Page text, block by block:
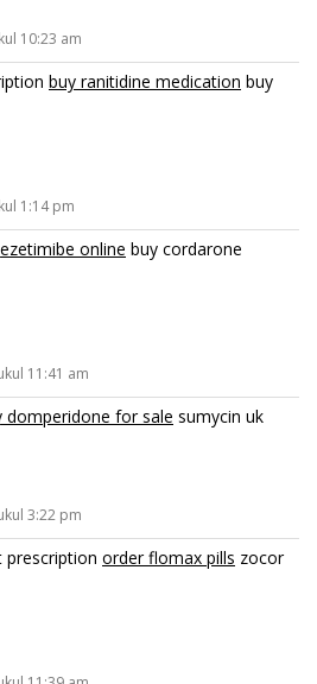
10:23 am
buy ranitidine medication buy
1:14 pm
ezetimibe online buy cordarone
11:41 am
domperidone for sale sumycin uk
3:22 pm
order flomax pills zocor